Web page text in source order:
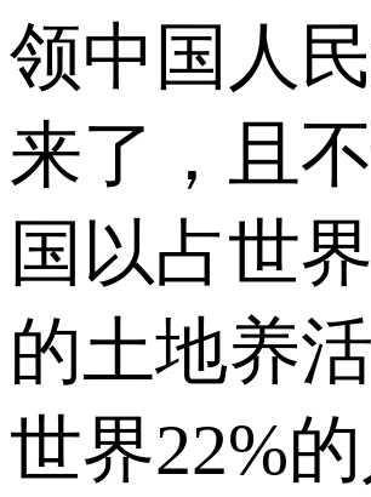
领中国人
来了，且
国以占世
的土地养
世界22%的